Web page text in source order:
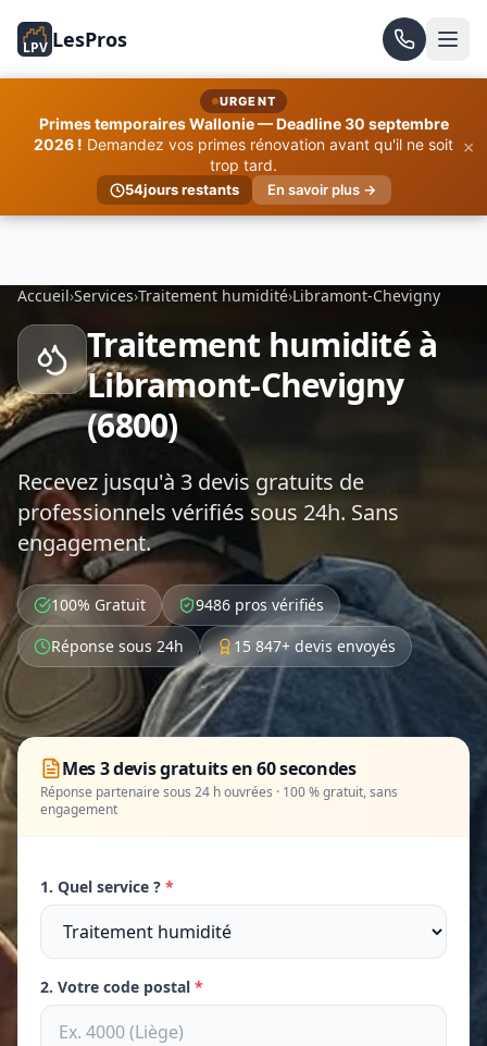
LPV LesPros
URGENT
Primes temporaires Wallonie — Deadline 30 septembre
2026 ! Demandez vos primes rénovation avant qu'il ne soit
trop tard.
54jours restants En savoir plus →
×
Accueil›Services›Traitement humidité›Libramont-Chevigny
Traitement humidité à
Libramont-Chevigny
(6800)
Recevez jusqu'à 3 devis gratuits de
professionnels vérifiés sous 24h. Sans
engagement.
100% Gratuit
9486 pros vérifiés
Réponse sous 24h
15 847+ devis envoyés
Mes 3 devis gratuits en 60 secondes
Réponse partenaire sous 24 h ouvrées · 100 % gratuit, sans
engagement
1. Quel service ? *
2. Votre code postal *